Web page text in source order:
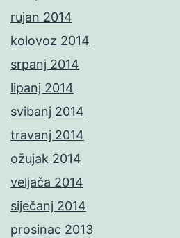
rujan 2014
kolovoz 2014
srpanj 2014
lipanj 2014
svibanj 2014
travanj 2014
ožujak 2014
veljača 2014
siječanj 2014
prosinac 2013